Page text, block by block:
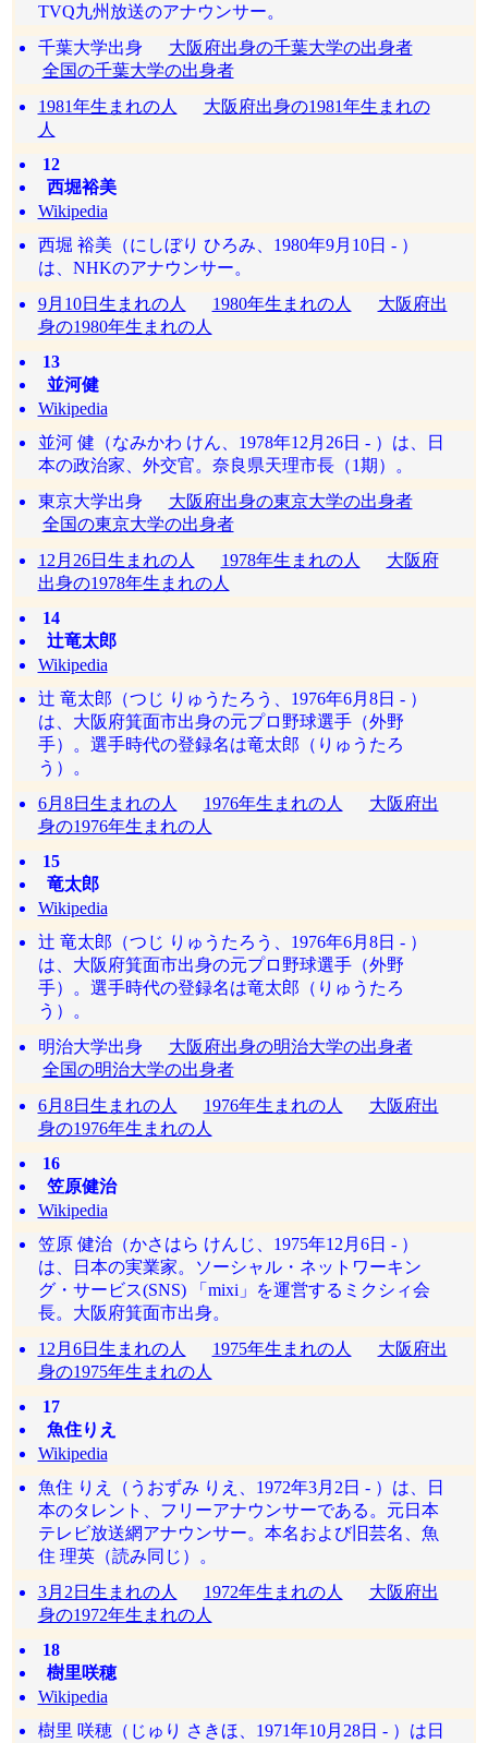
TVQ九州放送のアナウンサー。
千葉大学出身 大阪府出身の千葉大学の出身者
全国の千葉大学の出身者
1981年生まれの人
大阪府出身の1981年生まれの
人
12
西堀裕美
Wikipedia
西堀 裕美（にしぼり ひろみ、1980年9月10日 - ）
は、NHKのアナウンサー。
9月10日生まれの人
1980年生まれの人
大阪府出
身の1980年生まれの人
13
並河健
Wikipedia
並河 健（なみかわ けん、1978年12月26日 - ）は、日
本の政治家、外交官。奈良県天理市長（1期）。
東京大学出身 大阪府出身の東京大学の出身者
全国の東京大学の出身者
12月26日生まれの人
1978年生まれの人
大阪府
出身の1978年生まれの人
14
辻竜太郎
Wikipedia
辻 竜太郎（つじ りゅうたろう、1976年6月8日 - ）
は、大阪府箕面市出身の元プロ野球選手（外野
手）。選手時代の登録名は竜太郎（りゅうたろ
う）。
6月8日生まれの人
1976年生まれの人
大阪府出
身の1976年生まれの人
15
竜太郎
Wikipedia
辻 竜太郎（つじ りゅうたろう、1976年6月8日 - ）
は、大阪府箕面市出身の元プロ野球選手（外野
手）。選手時代の登録名は竜太郎（りゅうたろ
う）。
明治大学出身 大阪府出身の明治大学の出身者
全国の明治大学の出身者
6月8日生まれの人
1976年生まれの人
大阪府出
身の1976年生まれの人
16
笠原健治
Wikipedia
笠原 健治（かさはら けんじ、1975年12月6日 - ）
は、日本の実業家。ソーシャル・ネットワーキン
グ・サービス(SNS) 「mixi」を運営するミクシィ会
長。大阪府箕面市出身。
12月6日生まれの人
1975年生まれの人
大阪府出
身の1975年生まれの人
17
魚住りえ
Wikipedia
魚住 りえ（うおずみ りえ、1972年3月2日 - ）は、日
本のタレント、フリーアナウンサーである。元日本
テレビ放送網アナウンサー。本名および旧芸名、魚
住 理英（読み同じ）。
3月2日生まれの人
1972年生まれの人
大阪府出
身の1972年生まれの人
18
樹里咲穂
Wikipedia
樹里 咲穂（じゅり さきほ、1971年10月28日 - ）は日